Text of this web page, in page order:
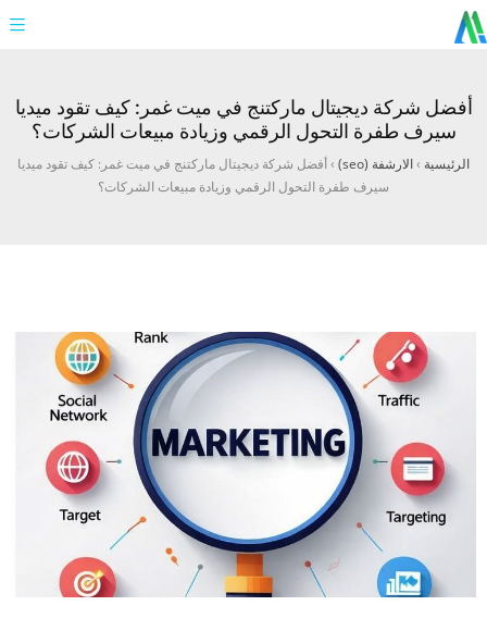
أفضل شركة ديجيتال ماركتنج في ميت غمر: كيف تقود ميديا
سيرف طفرة التحول الرقمي وزيادة مبيعات الشركات؟
الرئيسية ›الارشفة (seo) ›أفضل شركة ديجيتال ماركتنج في ميت غمر: كيف تقود ميديا
سيرف طفرة التحول الرقمي وزيادة مبيعات الشركات؟